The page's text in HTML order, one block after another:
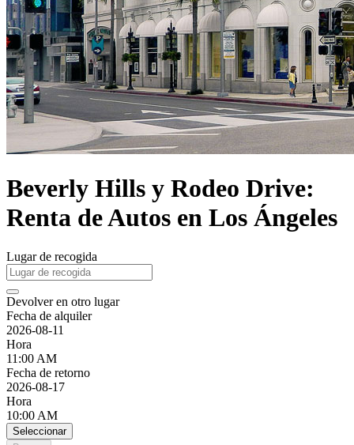
Beverly Hills y Rodeo Drive:
Renta de Autos en Los Ángeles
Lugar de recogida
Devolver en otro lugar
Fecha de alquiler
2026-08-11
Hora
11:00 AM
Fecha de retorno
2026-08-17
Hora
10:00 AM
Seleccionar